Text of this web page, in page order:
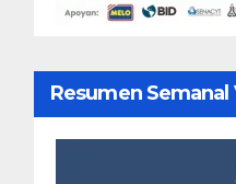
Resumen Semanal